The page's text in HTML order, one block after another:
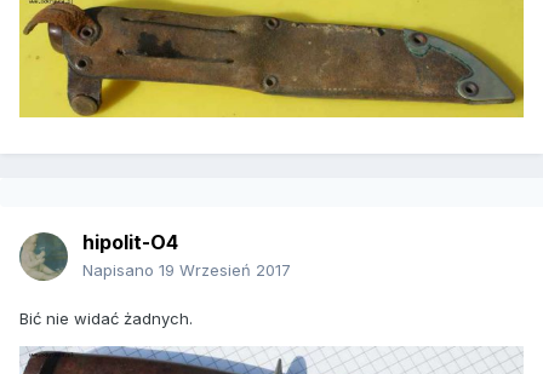
hipolit-O4
Napisano 19 Wrzesień 2017
Bić nie widać żadnych.